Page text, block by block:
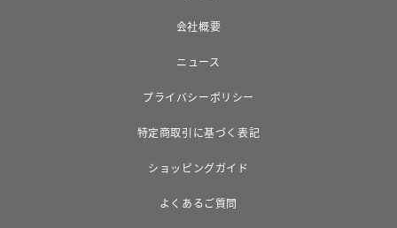
会社概要
ニュース
プライバシーポリシー
特定商取引に基づく表記
ショッピングガイド
よくあるご質問